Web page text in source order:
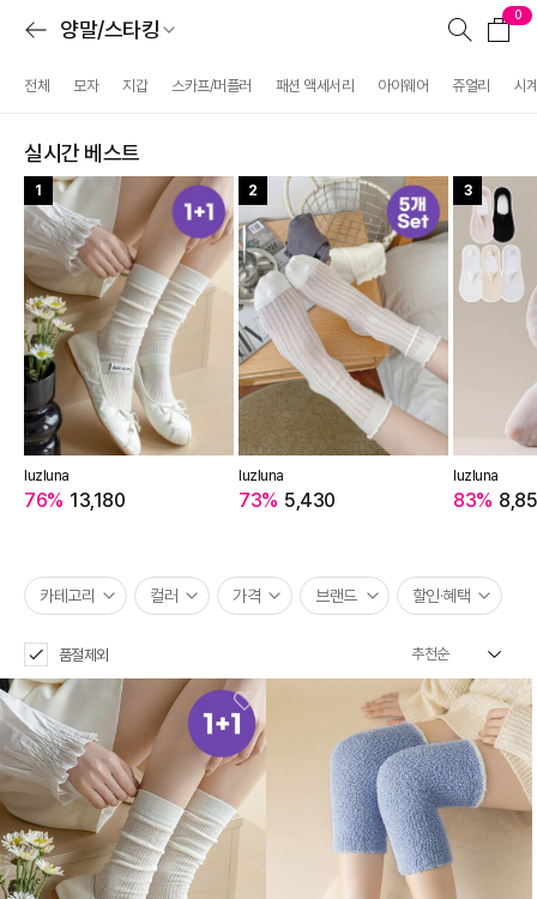
양말/스타킹
0
전체 모자 지갑 스카프/머플러 패션 액세서리 아이웨어 쥬얼리 시
실시간 베스트
1
luzluna
76% 13,180
2
luzluna
73% 5,430
3
luzluna
83%
카테고리 컬러 가격 브랜드 할인·혜택
품절제외